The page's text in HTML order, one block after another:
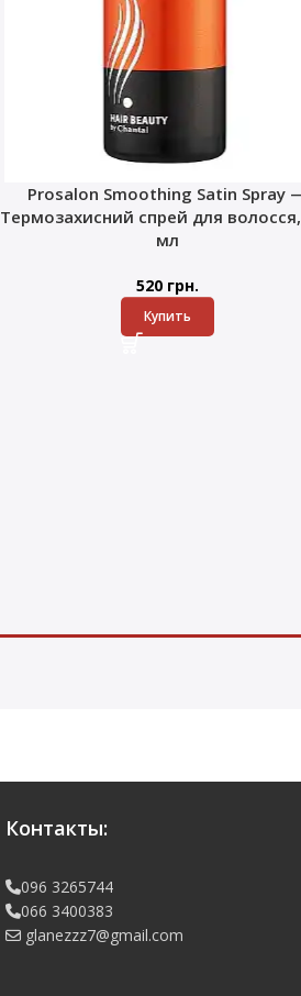
Prosalon Smoothing Satin Spray
Термозахисний спрей для
мл
520 грн.
Купить
Контакты:
096 3265744
066 3400383
glanezzz7@gmail.com